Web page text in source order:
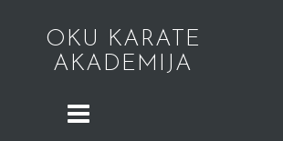
OKU KARATE
AKADEMIJA